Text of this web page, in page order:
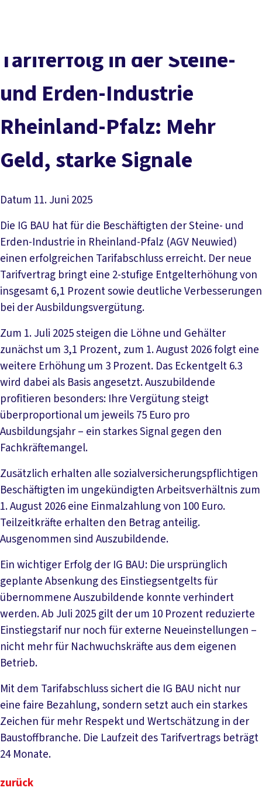
Service
Mitmachen Politik
Tariferfolg in der Steine-
und Erden-Industrie
Rheinland-Pfalz: Mehr
Geld, starke Signale
Datum 11. Juni 2025
Die IG BAU hat für die Beschäftigten der Steine- und
Erden-Industrie in Rheinland-Pfalz (AGV Neuwied)
einen erfolgreichen Tarifabschluss erreicht. Der neue
Tarifvertrag bringt eine 2-stufige Entgelterhöhung von
insgesamt 6,1 Prozent sowie deutliche Verbesserungen
bei der Ausbildungsvergütung.
Zum 1. Juli 2025 steigen die Löhne und Gehälter
zunächst um 3,1 Prozent, zum 1. August 2026 folgt eine
weitere Erhöhung um 3 Prozent. Das Eckentgelt 6.3
wird dabei als Basis angesetzt. Auszubildende
profitieren besonders: Ihre Vergütung steigt
überproportional um jeweils 75 Euro pro
Ausbildungsjahr – ein starkes Signal gegen den
Fachkräftemangel.
Zusätzlich erhalten alle sozialversicherungspflichtigen
Beschäftigten im ungekündigten Arbeitsverhältnis zum
1. August 2026 eine Einmalzahlung von 100 Euro.
Teilzeitkräfte erhalten den Betrag anteilig.
Ausgenommen sind Auszubildende.
Ein wichtiger Erfolg der IG BAU: Die ursprünglich
geplante Absenkung des Einstiegsentgelts für
übernommene Auszubildende konnte verhindert
werden. Ab Juli 2025 gilt der um 10 Prozent reduzierte
Einstiegstarif nur noch für externe Neueinstellungen –
nicht mehr für Nachwuchskräfte aus dem eigenen
Betrieb.
Mit dem Tarifabschluss sichert die IG BAU nicht nur
eine faire Bezahlung, sondern setzt auch ein starkes
Zeichen für mehr Respekt und Wertschätzung in der
Baustoffbranche. Die Laufzeit des Tarifvertrags beträgt
24 Monate.
zurück